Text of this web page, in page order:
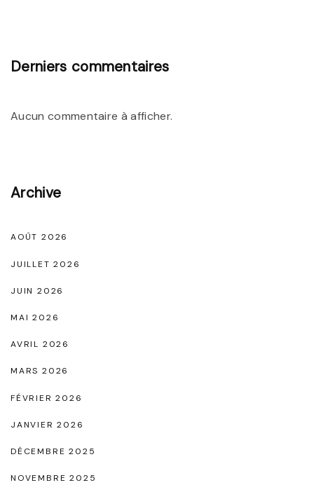
O
S
o
n
e
Derniers commentaires
Aucun commentaire à afficher.
Archive
AOÛT 2026
JUILLET 2026
JUIN 2026
MAI 2026
AVRIL 2026
MARS 2026
FÉVRIER 2026
JANVIER 2026
DÉCEMBRE 2025
NOVEMBRE 2025